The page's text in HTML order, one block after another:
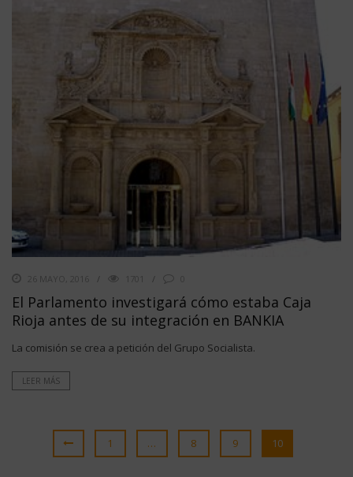
26 MAYO, 2016 1701
El Parlamento investigará cómo estaba Caja
Rioja antes de su integración en BANKIA
La comisión se crea a petición del Grupo Socialista.
LEER MÁS
1 … 8 9 10